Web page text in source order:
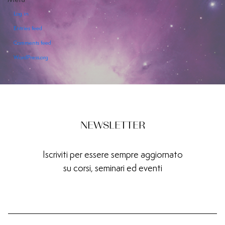
EVENTI
SERVIZI
Log in
Entries feed
Comments feed
WordPress.org
NEWSLETTER
Iscriviti per essere sempre aggiornato
su corsi, seminari ed eventi